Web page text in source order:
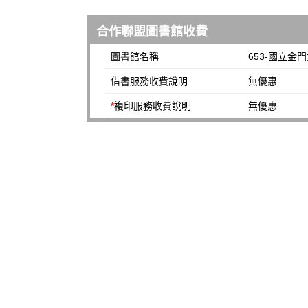
合作聯盟圖書館收費
圖書館名稱 653-國立金
借書服務收費說明 無優惠
*複印服務收費說明 無優惠